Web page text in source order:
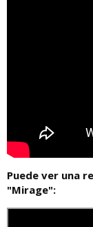
Puede ver una
"Mirage":